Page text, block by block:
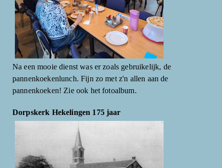
Na een mooie dienst was er zoals gebruikelijk, de
pannenkoekenlunch. Fijn zo met z'n allen aan de
pannenkoeken! Zie ook het fotoalbum.
Dorpskerk Hekelingen 175 jaar